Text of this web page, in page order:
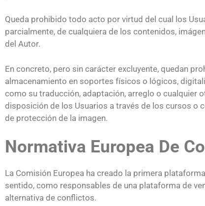
Queda prohibido todo acto por virtud del cual los
parcialmente, de cualquiera de los contenidos,
del Autor.
En concreto, pero sin carácter excluyente, quedan
almacenamiento en soportes físicos o lógicos,
como su traducción, adaptación, arreglo o cualquier
disposición de los Usuarios a través de los cursos o
de protección de la imagen.
Normativa Europea De
La Comisión Europea ha creado la primera
sentido, como responsables de una plataforma de
alternativa de conflictos.